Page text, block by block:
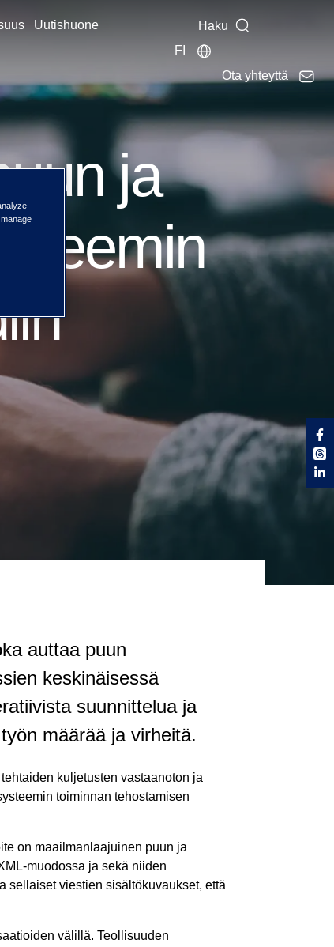
Uutishuone
Haku
FI
Ota yhteyttä
ja
auttaa puun
keskinäisessä
suunnittelua ja
määrää ja virheitä.
kuljetusten vastaanoton ja
toiminnan tehostamisen
on maailmanlaajuinen puun ja
muodossa ja sekä niiden
sellaiset viestien sisältökuvaukset, että
välillä. Teollisuuden